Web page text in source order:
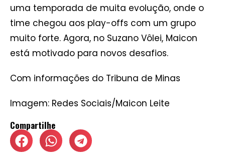
uma temporada de muita evolução, onde o
time chegou aos play-offs com um grupo
muito forte. Agora, no Suzano Vôlei, Maicon
está motivado para novos desafios.
Com informações do Tribuna de Minas
Imagem: Redes Sociais/Maicon Leite
Compartilhe